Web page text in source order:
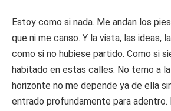
Estoy como si nada. Me andan los
que ni me canso. Y la vista, las ideas,
como si no hubiese partido. Como si
habitado en estas calles. No temo a
horizonte no me depende ya de ella
entrado profundamente para adentro.